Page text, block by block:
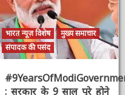
भारत न्यूज़ विशेष
मुख्य समाचार
संपादक की पसंद